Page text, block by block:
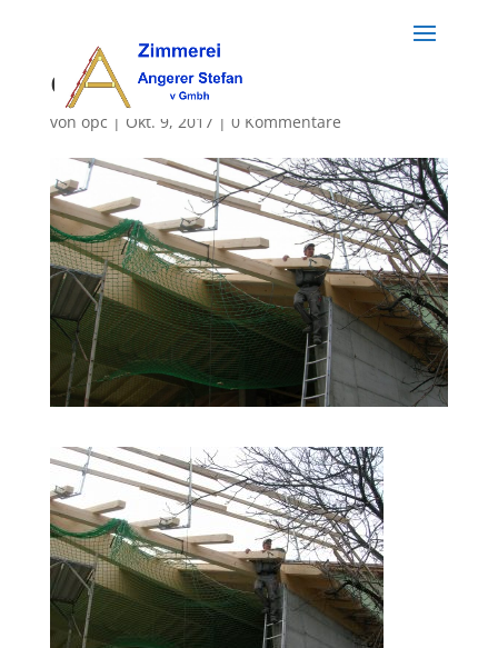
dach (50)
von opc | Okt. 9, 2017 | 0 Kommentare